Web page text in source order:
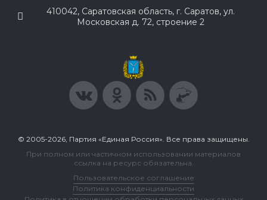
410042, Саратовская область, г. Саратов, ул.
Московская д. 72, строение 2
© 2005-2026, Партия «Единая Россия». Все права защищены.
При полном или частичном использовании материалов
ссылка на ресурс обязательна.
Пользовательское соглашение
Политика конфиденциальности